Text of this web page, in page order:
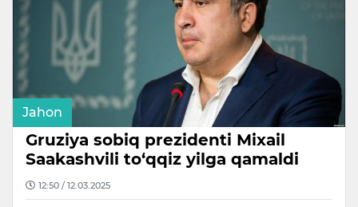
Jahon
Gruziya sobiq prezidenti Mixail
Saakashvili to‘qqiz yilga qamaldi
12:50 / 12.03.2025